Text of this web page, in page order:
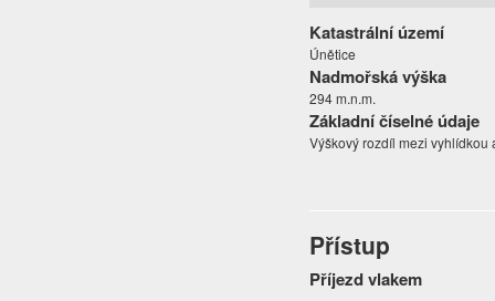
Katastrální území
Únětice
Nadmořská výška
294 m.n.m.
Základní číselné údaje
Výškový rozdíl mezi vyhlídkou
Přístup
Příjezd vlakem